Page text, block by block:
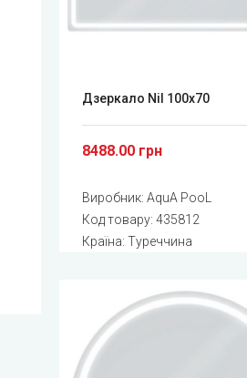
Дзеркало Nil 100x70
8488.00 грн
Виробник: AquA PooL
Код товару: 435812
Країна: Туреччина